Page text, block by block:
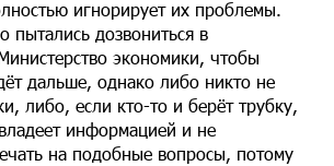
игнорирует их проблемы.
пытались дозвониться в
экономики, чтобы
дальше, однако либо никто не
либо, если кто-то и берёт трубку,
информацией и не
на подобные вопросы, потому